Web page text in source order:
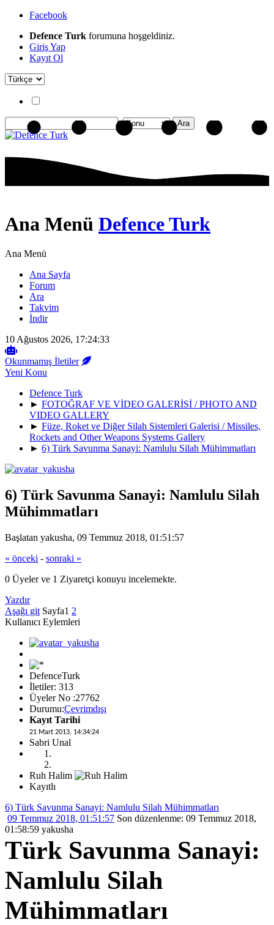
Facebook
Defence Turk forumuna hoşgeldiniz.
Giriş Yap
Kayıt Ol
Ana Menü Defence Turk
Ana Menü
Ana Sayfa
Forum
Ara
Takvim
İndir
10 Ağustos 2026, 17:24:33
Okunmamış İletiler
Yeni Konu
Defence Turk
► FOTOĞRAF VE VİDEO GALERİSİ / PHOTO AND
VIDEO GALLERY
► Füze, Roket ve Diğer Silah Sistemleri Galerisi / Missiles,
Rockets and Other Weapons Systems Gallery
► 6) Türk Savunma Sanayi: Namlulu Silah Mühimmatları
6) Türk Savunma Sanayi: Namlulu Silah
Mühimmatları
Başlatan yakusha, 09 Temmuz 2018, 01:51:57
« önceki - sonraki »
0 Üyeler ve 1 Ziyaretçi konuyu incelemekte.
Yazdır
Aşağı git Sayfa1 2
Kullanıcı Eylemleri
DefenceTurk
İletiler: 313
Üyeler No :27762
Durumu:Çevrimdışı
Kayıt Tarihi
21 Mart 2013, 14:34:24
Sabri Unal
Ruh Halim
Kayıtlı
6) Türk Savunma Sanayi: Namlulu Silah Mühimmatları
09 Temmuz 2018, 01:51:57 Son düzenlenme: 09 Temmuz 2018,
01:58:59 yakusha
Türk Savunma Sanayi:
Namlulu Silah
Mühimmatları